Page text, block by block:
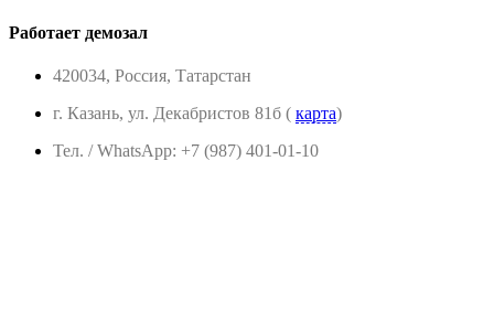
Работает демозал
420034, Россия, Татарстан
г. Казань, ул. Декабристов 81б ( карта)
Тел. / WhatsApp: +7 (987) 401-01-10